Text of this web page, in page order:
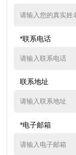
*联系电话
联系地址
*电子邮箱